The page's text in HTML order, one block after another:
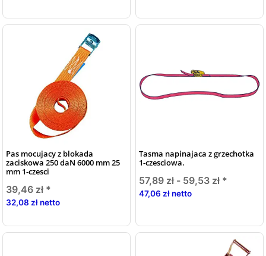
Pas mocujacy z blokada
zaciskowa 250 daN 6000 mm 25
mm 1-czesci
39,46 zł *
32,08 zł netto
Tasma napinajaca z grzechotka
1-czesciowa.
57,89 zł - 59,53 zł *
47,06 zł netto